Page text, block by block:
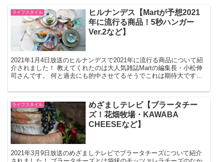
ライフスタイル
ヒルナンデス【Martが予想2021
年に流行る商品！5秒ハンガー
Ver.2など】
2021年1月4日放送のヒルナンデスで2021年に流行る商品について紹
介されました！ 教えてくれたのは大人気雑誌Martの編集長・小松伸
司さんです。 何と過去にも的中させてるそうでこれは期待大です
ライフスタイル
めざましテレビ【ブラータチー
ズ！花畑牧場・KAWABA
CHEESEなど】
2021年3月9日放送のめざましテレビでブラータチーズについて紹介